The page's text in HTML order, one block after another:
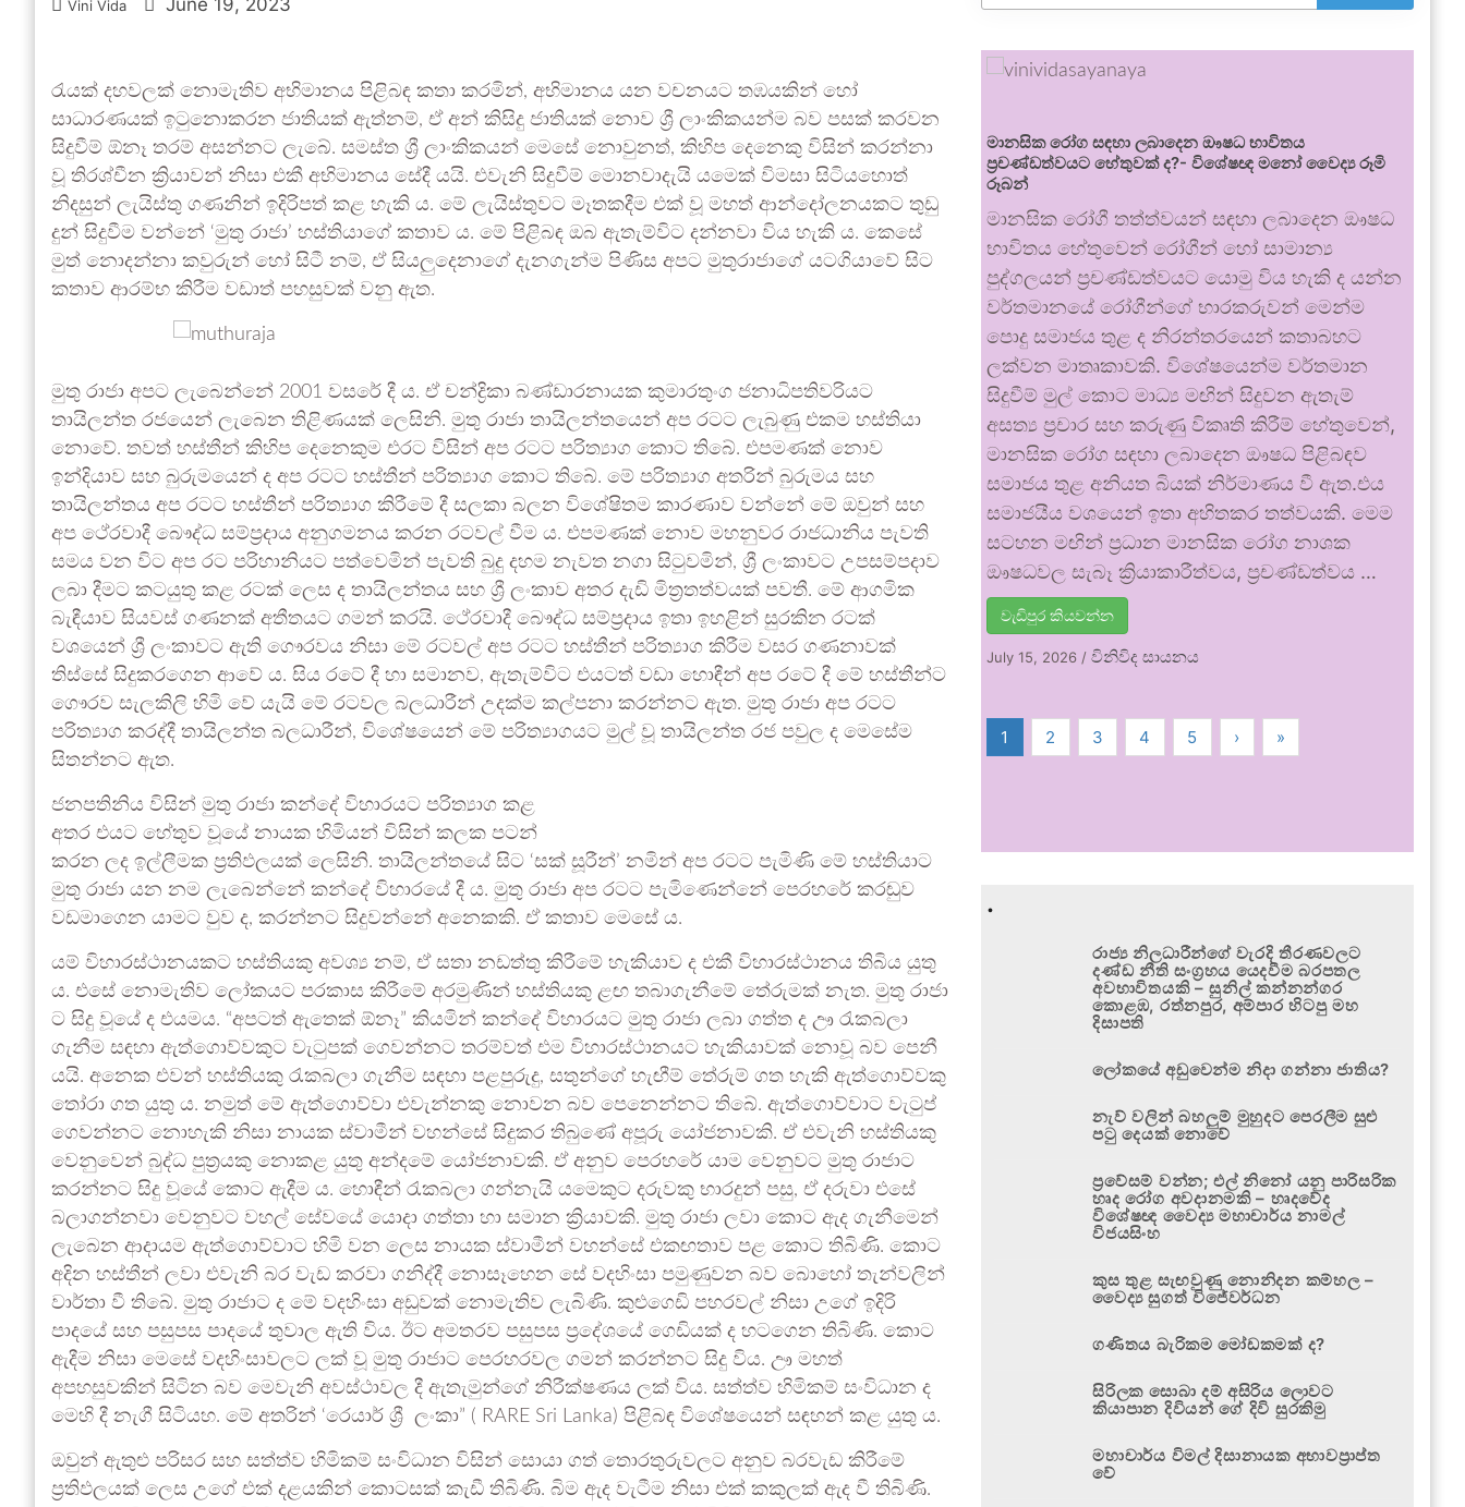
Vini Vida June 19, 2023
රැයක් දහවලක් නොමැතිව අභිමානය පිළිබඳ කතා කරමින්, අභිමානය යන වචනයට තඹයකින් හෝ
සාධාරණයක් ඉටුනොකරන ජාතියක් ඇත්නම්, ඒ අන් කිසිදු ජාතියක් නොව ශ්‍රී ලාංකිකයන්ම බව පසක් කරවන
සිදුවීම් ඕනෑ තරම් අසන්නට ලැබේ. සමස්ත ශ්‍රී ලාංකිකයන් මෙසේ නොවුනත්, කිහිප දෙනෙකු විසින් කරන්නා
වූ තිරශ්චීන ක්‍රියාවන් නිසා එකී අභිමානය සේදී යයි. එවැනි සිදුවීම් මොනවාදැයි යමෙක් විමසා සිටියහොත්
නිදසුන් ලැයිස්තු ගණනින් ඉදිරිපත් කළ හැකි ය. මේ ලැයිස්තුවට මෑතකදීම එක් වූ මහත් ආන්දෝලනයකට තුඩු
දුන් සිදුවීම වන්නේ ‘මුතු රාජා’ හස්තියාගේ කතාව ය. මේ පිළිබඳ ඔබ ඇතැම්විට දන්නවා විය හැකි ය. කෙසේ
මුත් නොදන්නා කවුරුන් හෝ සිටී නම්, ඒ සියලුදෙනාගේ දැනගැන්ම පිණිස අපට මුතුරාජාගේ යටගියාවේ සිට
කතාව ආරම්භ කිරීම වඩාත් පහසුවක් වනු ඇත.
මුතු රාජා අපට ලැබෙන්නේ 2001 වසරේ දී ය. ඒ චන්ද්‍රිකා බණ්ඩාරනායක කුමාරතුංග ජනාධිපතිවරියට
තායිලන්ත රජයෙන් ලැබෙන තිළිණයක් ලෙසිනි. මුතු රාජා තායිලන්තයෙන් අප රටට ලැබුණු එකම හස්තියා
නොවේ. තවත් හස්තීන් කිහිප දෙනෙකුම එරට විසින් අප රටට පරිත්‍යාග කොට තිබේ. එපමණක් නොව
ඉන්දියාව සහ බුරුමයෙන් ද අප රටට හස්තීන් පරිත්‍යාග කොට තිබේ. මේ පරිත්‍යාග අතරින් බුරුමය සහ
තායිලන්තය අප රටට හස්තීන් පරිත්‍යාග කිරීමේ දී සලකා බලන විශේෂිතම කාරණාව වන්නේ මේ ඔවුන් සහ
අප ථේරවාදී බෞද්ධ සම්ප්‍රදාය අනුගමනය කරන රටවල් වීම ය. එපමණක් නොව මහනුවර රාජධානිය පැවති
සමය වන විට අප රට පරිහානියට පත්වෙමින් පැවති බුදු දහම නැවත නගා සිටුවමින්, ශ්‍රී ලංකාවට උපසම්පදාව
ලබා දීමට කටයුතු කළ රටක් ලෙස ද තායිලන්තය සහ ශ්‍රී ලංකාව අතර දැඩි මිත්‍රතත්වයක් පවතී. මේ ආගමික
බැඳීයාව සියවස් ගණනක් අතීතයට ගමන් කරයි. ථේරවාදී බෞද්ධ සම්ප්‍රදාය ඉතා ඉහළින් සුරකින රටක්
වශයෙන් ශ්‍රී ලංකාවට ඇති ගෞරවය නිසා මේ රටවල් අප රටට හස්තීන් පරිත්‍යාග කිරීම වසර ගණනාවක්
තිස්සේ සිදුකරගෙන ආවේ ය. සිය රටේ දී හා සමානව, ඇතැම්විට එයටත් වඩා හොඳීන් අප රටේ දී මේ හස්තීන්ට
ගෞරව සැලකිලි හිමි වේ යැයි මේ රටවල බලධාරීන් උදක්ම කල්පනා කරන්නට ඇත. මුතු රාජා අප රටට
පරිත්‍යාග කරද්දී තායිලන්ත බලධාරීන්, විශේෂයෙන් මේ පරිත්‍යාගයට මුල් වූ තායිලන්ත රජ පවුල ද මෙසේම
සිතන්නට ඇත.
ජනපතිනිය විසින් මුතු රාජා කන්දේ විහාරයට පරිත්‍යාග කළ
අතර එයට හේතුව වූයේ නායක හිමියන් විසින් කලක පටන්
කරන ලද ඉල්ලීමක ප්‍රතිඵලයක් ලෙසිනි. තායිලන්තයේ සිට ‘සක් සූරීන්’ නමින් අප රටට පැමිණි මේ හස්තියාට
මුතු රාජා යන නම ලැබෙන්නේ කන්දේ විහාරයේ දී ය. මුතු රාජා අප රටට පැමිණෙන්නේ පෙරහරේ කරඬුව
වඩමාගෙන යාමට වුව ද, කරන්නට සිදුවන්නේ අනෙකකි. ඒ කතාව මෙසේ ය.
යම් විහාරස්ථානයකට හස්තියකු අවශ්‍ය නම්, ඒ සතා නඩත්තු කිරීමේ හැකියාව ද එකී විහාරස්ථානය තිබිය යුතු
ය. එසේ නොමැතිව ලෝකයට පරකාස කිරීමේ අරමුණින් හස්තියකු ළඟ තබාගැනීමේ තේරුමක් නැත. මුතු රාජා
ට සිදු වූයේ ද එයමය. “අපටත් ඇතෙක් ඕනෑ” කියමින් කන්දේ විහාරයට මුතු රාජා ලබා ගත්ත ද ඌ රැකබලා
ගැනීම සඳහා ඇත්ගොව්වකුට වැටුපක් ගෙවන්නට තරම්වත් එම විහාරස්ථානයට හැකියාවක් නොවූ බව පෙනී
යයි. අනෙක එවන් හස්තියකු රැකබලා ගැනීම සඳහා පළපුරුදු, සතුන්ගේ හැඟීම් තේරුම් ගත හැකි ඇත්ගොව්වකු
තෝරා ගත යුතු ය. නමුත් මේ ඇත්ගොව්වා එවැන්නකු නොවන බව පෙනෙන්නට තිබේ. ඇත්ගොව්වාට වැටුප්
ගෙවන්නට නොහැකි නිසා නායක ස්වාමීන් වහන්සේ සිදුකර තිබුණේ අපූරු යෝජනාවකි. ඒ එවැනි හස්තියකු
වෙනුවෙන් බුද්ධ පුත්‍රයකු නොකළ යුතු අන්දමේ යෝජනාවකි. ඒ අනුව පෙරහරේ යාම වෙනුවට මුතු රාජාට
කරන්නට සිදු වූයේ කොට ඇදීම ය. හොඳීන් රැකබලා ගන්නැයි යමෙකුට දරුවකු භාරදුන් පසු, ඒ දරුවා එසේ
බලාගන්නවා වෙනුවට වහල් සේවයේ යොදා ගත්තා හා සමාන ක්‍රියාවකි. මුතු රාජා ලවා කොට ඇද ගැනීමෙන්
ලැබෙන ආදායම ඇත්ගොව්වාට හිමි වන ලෙස නායක ස්වාමීන් වහන්සේ එකඟතාව පළ කොට තිබිණි. කොට
අදින හස්තීන් ලවා එවැනි බර වැඩ කරවා ගනිද්දී නොසෑහෙන සේ වදහිංසා පමුණුවන බව බොහෝ තැන්වලින්
වාර්තා වී තිබේ. මුතු රාජාට ද මේ වදහිංසා අඩුවක් නොමැතිව ලැබිණි. කුළුගෙඩි පහරවල් නිසා උගේ ඉදිරි
පාදයේ සහ පසුපස පාදයේ තුවාල ඇති විය. ඊට අමතරව පසුපස ප්‍රදේශයේ ගෙඩියක් ද හටගෙන තිබිණි. කොට
ඇදීම නිසා මෙසේ වදහිංසාවලට ලක් වූ මුතු රාජාට පෙරහරවල ගමන් කරන්නට සිදු විය. ඌ මහත්
අපහසුවකින් සිටින බව මෙවැනි අවස්ථාවල දී ඇතැමුන්ගේ නිරීක්ෂණය ලක් විය. සත්ත්ව හිමිකම් සංවිධාන ද
මෙහි දී නැගී සිටියහ. මේ අතරින් ‘රෙයාර් ශ්‍රී ලංකා” ( RARE Sri Lanka) පිළිබඳ විශේෂයෙන් සඳහන් කළ යුතු ය.
ඔවුන් ඇතුළු පරිසර සහ සත්ත්ව හිමිකම් සංවිධාන විසින් සොයා ගත් තොරතුරුවලට අනුව බරවැඩ කිරීමේ
ප්‍රතිඵලයක් ලෙස උගේ එක් දළයකින් කොටසක් කැඩී තිබිණි. බිම ඇද වැටීම නිසා එක් කකුලක් ඇද වී තිබිණි.
මානසික රෝග සඳහා ලබාදෙන ඖෂධ භාවිතය
ප්‍රචණ්ඩත්වයට හේතුවක් ද?- විශේෂඥ මනෝ වෛද්‍ය රූමි
රූබන්
මානසික රෝගී තත්ත්වයන් සඳහා ලබාදෙන ඖෂධ
භාවිතය හේතුවෙන් රෝගීන් හෝ සාමාන්‍ය
පුද්ගලයන් ප්‍රචණ්ඩත්වයට යොමු විය හැකි ද යන්න
වර්තමානයේ රෝගීන්ගේ භාරකරුවන් මෙන්ම
පොදු සමාජය තුළ ද නිරන්තරයෙන් කතාබහට
ලක්වන මාතෘකාවකි. විශේෂයෙන්ම වර්තමාන
සිදුවීම් මුල් කොට මාධ්‍ය මඟින් සිදුවන ඇතැම්
අසත්‍ය ප්‍රචාර සහ කරුණු විකෘති කිරීම් හේතුවෙන්,
මානසික රෝග සඳහා ලබාදෙන ඖෂධ පිළිබඳව
සමාජය තුළ අනියත බියක් නිර්මාණය වී ඇත.එය
සමාජයීය වශයෙන් ඉතා අහිතකර තත්වයකි. මෙම
සටහන මඟින් ප්‍රධාන මානසික රෝග නාශක
ඖෂධවල සැබෑ ක්‍රියාකාරීත්වය, ප්‍රචණ්ඩත්වය …
වැඩිපුර කියවන්න
July 15, 2026 /විනිවිද සායනය
1 2 3 4 5 › »
.
රාජ්‍ය නිලධාරීන්ගේ වැරදි තීරණවලට
දණ්ඩ නීති සංග්‍රහය යෙදවීම බරපතල
අවභාවිතයකි – සුනිල් කන්නන්ගර
කොළඹ, රත්නපුර, අම්පාර හිටපු මහ
දිසාපති
ලෝකයේ අඩුවෙන්ම නිදා ගන්නා ජාතිය?
නැව් වලින් බහලුම් මුහුදට පෙරලීම සුළු
පටු දෙයක් නොවේ
ප්‍රවේසම් වන්න; එල් නිනෝ යනු පාරිසරික
හෘද රෝග අවදානමකි – හෘදවේද
විශේෂඥ වෛද්‍ය මහාචාර්ය නාමල්
විජයසිංහ
කුස තුළ සැඟවුණු නොනිදන කම්හල –
වෛද්‍ය සුගත් විජේවර්ධන
ගණිතය බැරිකම මෝඩකමක් ද?
සිරිලක සොබා දම් අසිරිය ලොවට
කියාපාන දිවියන් ගේ දිවි සුරකිමු
මහාචාර්ය විමල් දිසානායක අභාවප්‍රාප්ත
වේ